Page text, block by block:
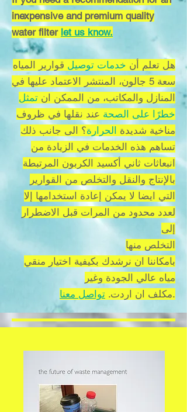
inexpensive and premium quality
water filter let us know.
هل تعلم أن خدمات توصيل قوارير المياه
سعة 5 جالون، المنتشر الاعتماد عليها في
المنازل والمكاتب، من الممكن ان تمثل
خطرًا على الصحة عند نقلها في ظروف
مناخية شديدة الحرارة؟ الى جانب ذلك
تساهم هذه الخدمات في الزيادة من
انبعاثات ثاني أكسيد الكربون المرتبطة
بالإنتاج والنقل والتخلص من القوارير
التي ايضا لا يمكن إعادة استخدامها إلا
لعدد محدود من المرات قبل الاضطرار
إلى
التخلص منها
بامكاننا ان نرشدك بكيفية اختيار منقي
مياه عالي الجودة وغير
مكلف ان اردت. تواصل معنا .